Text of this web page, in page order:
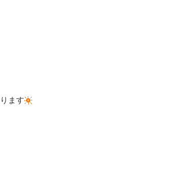
ます